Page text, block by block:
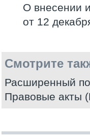
О внесении
от 12
Смотрите
Расширенный
Правовые акты